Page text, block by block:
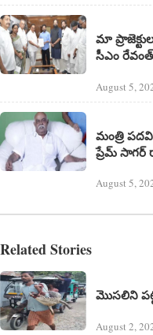
మా
సీఎం రేవంత్
August 5,
మంత్రి
ప్రేమ్ సాగర్
August 5,
Related Stories
మొసలిని
August 2,